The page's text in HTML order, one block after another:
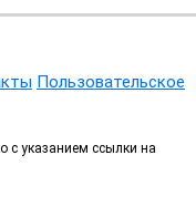
Пользовательское
с указанием ссылки на